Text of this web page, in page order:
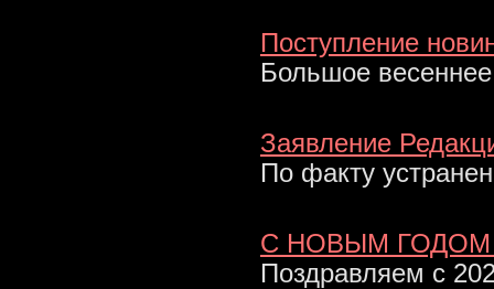
Поступление
Большое
Заявление
По факту
С НОВЫМ ГОДОМ
Поздравляем с